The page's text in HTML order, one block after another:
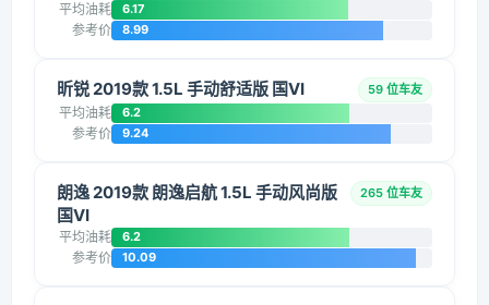
平均油耗 6.17
参考价 8.99
昕锐 2019款 1.5L 手动舒适版 国VI 59 位车友
平均油耗 6.2
参考价 9.24
朗逸 2019款 朗逸启航 1.5L 手动风尚版
国VI
265 位车友
平均油耗 6.2
参考价 10.09